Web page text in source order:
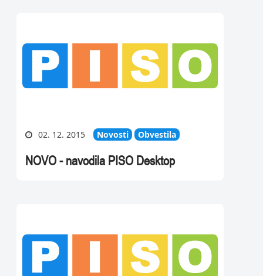
02. 12. 2015 Novosti Obvestila
NOVO - navodila PISO Desktop